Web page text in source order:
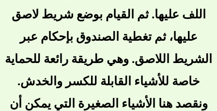
اللف عليها. ثم القيام بوضع شريط لاصق
عليها، ثم تغطية الصندوق بإحكام عبر
الشريط اللاصق. وهي طريقة رائعة للحماية
خاصة للأشياء القابلة للكسر والخدش.
ونقصد هنا الأشياء الصغيرة التي يمكن أن